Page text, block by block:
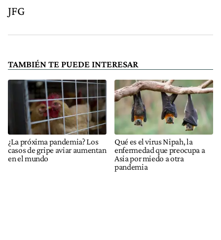
JFG
TAMBIÉN TE PUEDE INTERESAR
¿La próxima pandemia? Los
casos de gripe aviar aumentan
en el mundo
Qué es el virus Nipah, la
enfermedad que preocupa a
Asia por miedo a otra
pandemia